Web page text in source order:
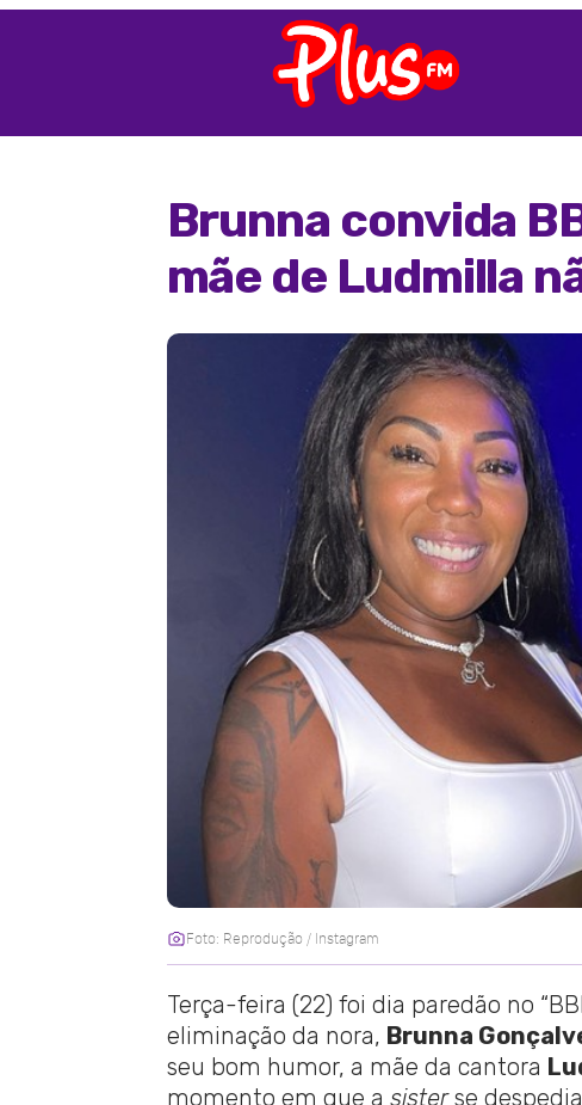
Brunna convida
mãe de Ludmilla
Foto: Reprodução / Instagram
Terça-feira (22) foi dia paredão no
eliminação da nora, Brunna
seu bom humor, a mãe da cantora
momento em que a sisterse